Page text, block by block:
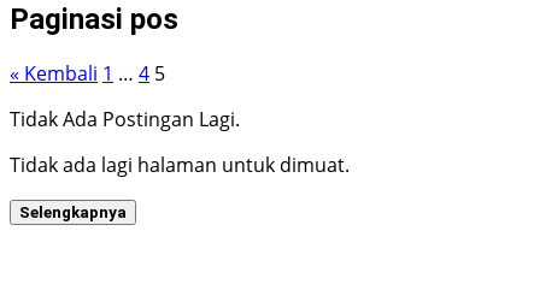
Paginasi pos
« Kembali 1 … 4 5
Tidak Ada Postingan Lagi.
Tidak ada lagi halaman untuk dimuat.
Selengkapnya